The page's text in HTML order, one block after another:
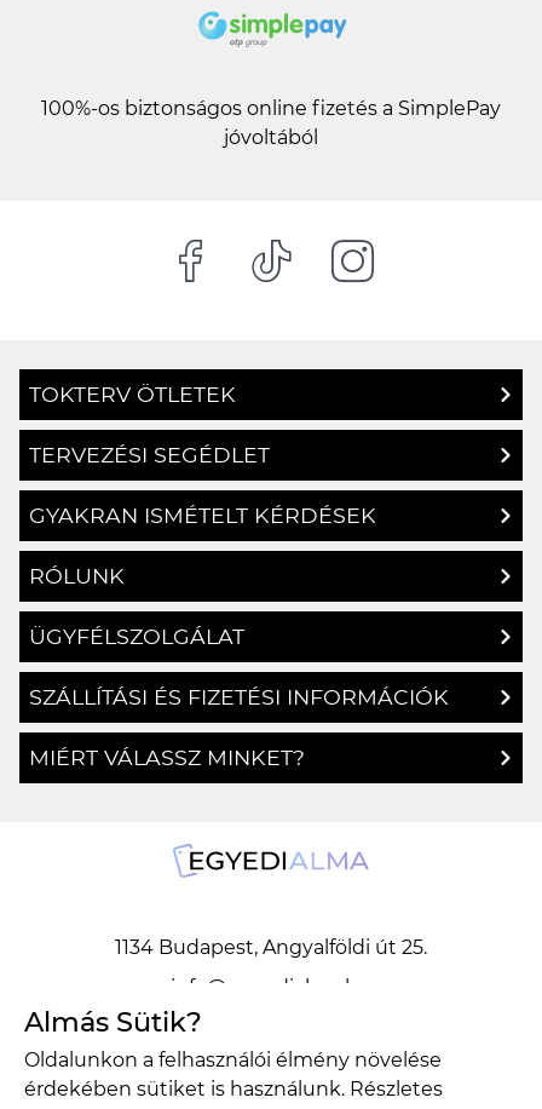
100%-os biztonságos online fizetés a SimplePay
jóvoltából
TOKTERV ÖTLETEK
TERVEZÉSI SEGÉDLET
GYAKRAN ISMÉTELT KÉRDÉSEK
RÓLUNK
ÜGYFÉLSZOLGÁLAT
SZÁLLÍTÁSI ÉS FIZETÉSI INFORMÁCIÓK
MIÉRT VÁLASSZ MINKET?
1134 Budapest, Angyalföldi út 25.
info@egyedialma.hu
1134 Budapest, Angyalföldi út 25.
Almás Sütik?
Oldalunkon a felhasználói élmény növelése
érdekében sütiket is használunk. Részletes